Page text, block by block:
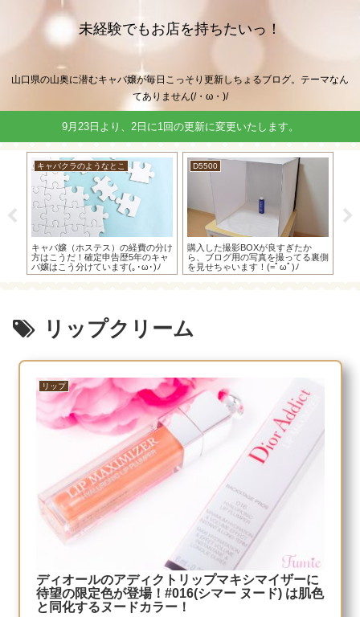
未経験でもお店を持ちたいっ！
山口県の山奥に潜むキャバ嬢が毎日こっそり更新しちょるブログ。テーマなん
てありません(/・ω・)/
9月23日より、2日に1回の更新に変更いたします。
キャバクラのようなとこ
キャバ嬢（ホステス）の経費の分け
方はこうだ！確定申告歴5年のキャ
バ嬢はこう分けています(｡･ω･)ﾉ
D5500
購入した撮影BOXが良すぎたか
ら、ブログ用の写真を撮ってる裏側
を見せちゃいます！(=ﾟωﾟ)ﾉ
金は「
リップクリーム
リップ
ディオールのアディクトリップマキシマイザーに
待望の限定色が登場！#016(シマー ヌード) は肌色
と同化するヌードカラー！